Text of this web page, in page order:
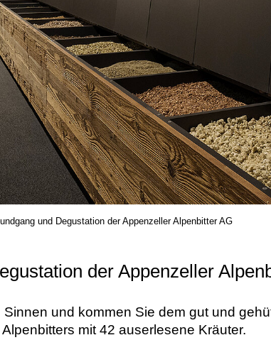
und Degustation der Appenzeller Alpenbitter AG
der Appenzeller
und kommen Sie dem gut und
mit 42 auserlesene Kräuter.